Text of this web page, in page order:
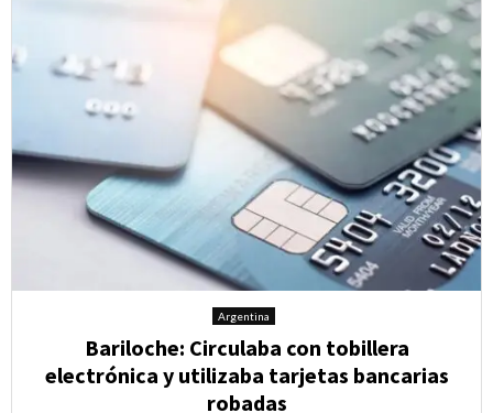
Argentina
Bariloche: Circulaba con tobillera
electrónica y utilizaba tarjetas bancarias
robadas